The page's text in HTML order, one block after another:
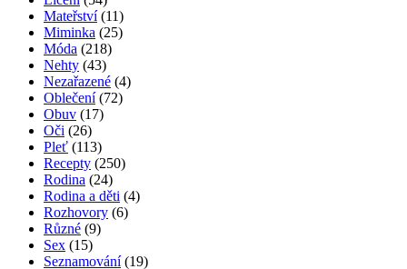
Mateřství(11)
Miminka (25)
Móda (218)
Nehty (43)
Nezařazené (4)
Oblečení(72)
Obuv (17)
Oči (26)
Pleť (113)
Recepty (250)
Rodina (24)
Rodina a děti (4)
Rozhovory (6)
Různé (9)
Sex (15)
Seznamování(19)